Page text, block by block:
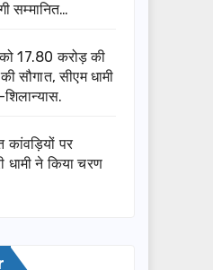
सम्मानित…
17.80 करोड़ की
सौगात, सीएम धामी
कांवड़ियों पर
धामी ने किया चरण